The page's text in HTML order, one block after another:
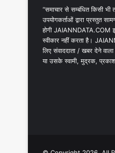
“समाचार से सम्बंधित किसी
उपयोगकर्ताओं द्वारा प्रस्तुत
होगी JAIANNDATA.COM
स्वीकार नहीं करता है।
लिए संवाददाता / खबर देने
या उसके स्वामी, मुद्रक,